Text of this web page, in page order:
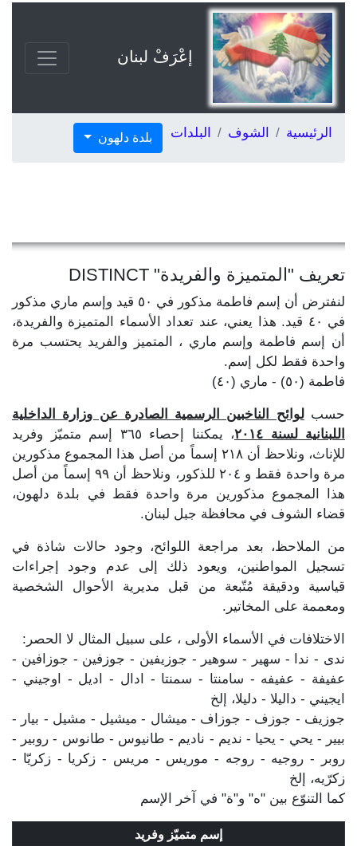
إعْرَفْ لبنان
الرئيسية الشوف البلدات بلدة دلهون
تعريف "المتميزة والفريدة" DISTINCT
لنفترض أن إسم فاطمة مذكور في ٥٠ قيد وإسم ماري مذكور
في ٤٠ قيد. هذا يعني، عند تعداد الأسماء المتميزة والفريدة،
أن إسم فاطمة وإسم ماري ، المتميز والفريد يحتسب مرة
واحدة فقط لكل إسم.
فاطمة (٥٠) - ماري (٤٠)
حسبلوائح الناخبين الرسمية الصادرة عن وزارة الداخلية
اللبنانية لسنة ٢٠١٤
، يمكننا إحصاء ٣٦٥ إسم متميّز وفريد
للإناث، ونلاحظ أن ٢١٨ إسماً من أصل هذا المجموع مذكورين
مرة واحدة فقط و ٢٠٤ للذكور، ونلاحظ أن ٩٩ إسماً من أصل
هذا المجموع مذكورين مرة واحدة فقط في بلدة دلهون،
قضاء الشوف في محافظة جبل لبنان.
من الملاحظ، بعد مراجعة اللوائح، وجود حالات شاذة في
تسجيل المواطنين، ويعود ذلك إلى عدم وجود إجراءات
قياسية ودقيقة مُتّبعة من قبل مديرية الأحوال الشخصية
ومعممة على المخاتير.
الاختلافات في الأسماء الأولى ، على سبيل المثال لا الحصر:
ندى - ندا - سهير - سوهير - جوزيفين - جوزفين - جوزافين -
عفيفة - عفيفه - سامنتا - سمنتا - ادال - اديل - اوجيني -
ايجيني - داليلا - دليلا، إلخ
جوزيف - جوزف - جوزاف - ميشال - ميشيل - مشيل - بيار -
بيير - يحي - يحيا - نديم - ناديم - طانيوس - طانوس - روبير -
روبر - روجيه - روجه - موريس - مريس - زكريا - زكريّا -
زكرّيه، إلخ
كما التنوّع بين "ه" و"ة" في آخر الإسم
إسم متميّز وفريد